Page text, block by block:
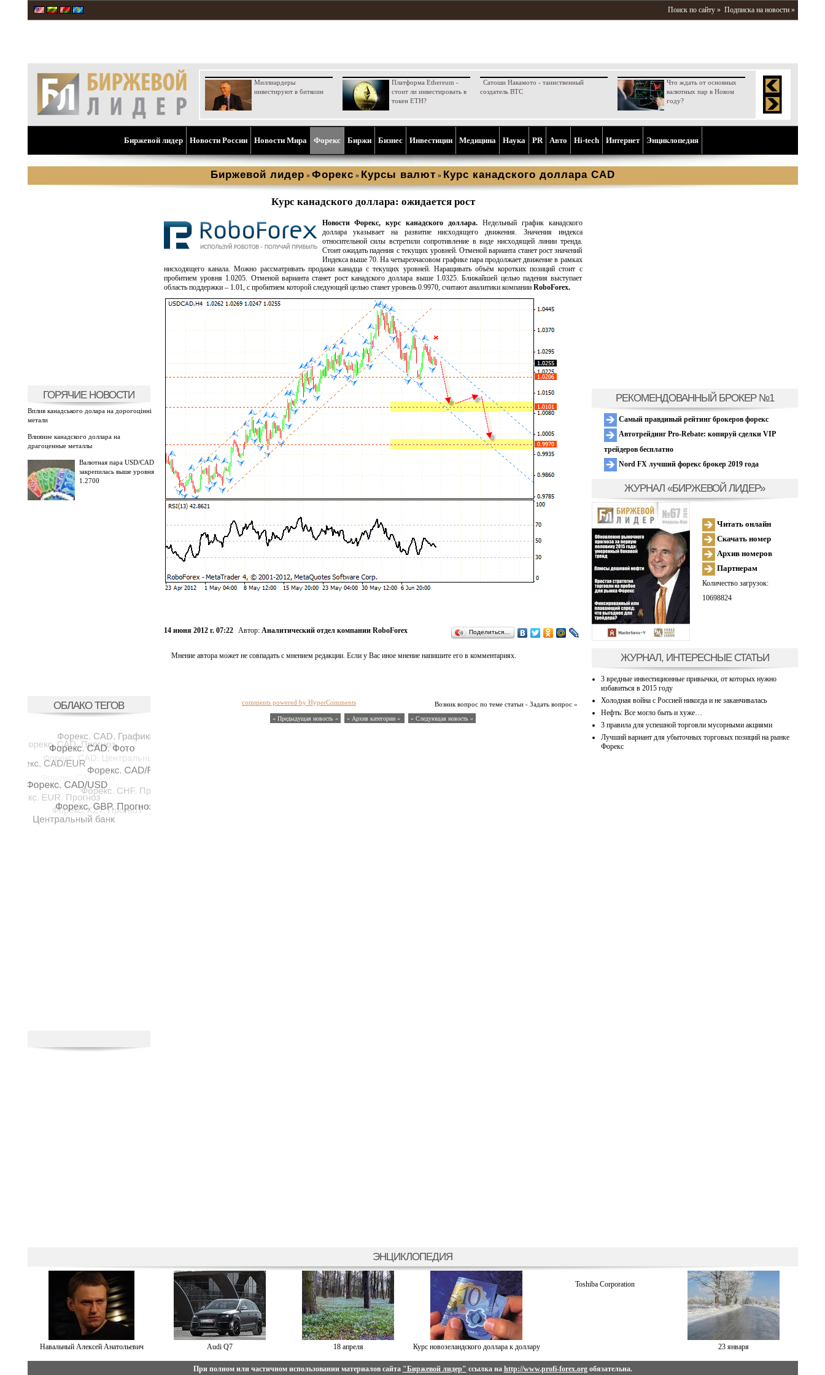
Поиск по сайту » Подписка на новости »
Миллиардеры
инвестируют в биткоин
Платформа Ethereum -
стоит ли инвестировать в
токен ETH?
Сатоши Накамото - таинственный
создатель BTC
Что ждать от основных
валютных пар в Новом
году?
Биржевой лидер Новости России Новости Мира Форекс Биржи Бизнес Инвестиции Медицина Наука PR Aвто Hi-tech Интернет Энциклопедия
Биржевой лидер » Форекс » Курсы валют » Курс канадского доллара CAD
ГОРЯЧИЕ НОВОСТИ
Вплив канадського долара на дорогоцінні
метали
Влияние канадского доллара на
драгоценные металлы
Валютная пара USD/CAD
закрепилась выше уровня
1.2700
ОБЛАКО ТЕГОВ
Курс канадского доллара: ожидается рост
Новости Форекс, курс канадского доллара. Недельный график канадского
доллара указывает на развитие нисходящего движения. Значения индекса
относительной силы встретили сопротивление в виде нисходящей линии тренда.
Стоит ожидать падения с текущих уровней. Отменой варианта станет рост значений
Индекса выше 70. На четырехчасовом графике пара продолжает движение в рамках
нисходящего канала. Можно рассматривать продажи канадца с текущих уровней. Наращивать объём коротких позиций стоит с
пробитием уровня 1.0205. Отменой варианта станет рост канадского доллара выше 1.0325. Ближайшей целью падения выступает
область поддержки – 1.01, с пробитием которой следующей целью станет уровень 0.9970, считают аналитики компании RoboForex.
14 июня 2012 г. 07:22 Автор: Аналитический отдел компании RoboForex Поделиться…
Мнение автора может не совпадать с мнением редакции. Если у Вас иное мнение напишите его в комментариях.
Возник вопрос по теме статьи - Задать вопрос »
comments powered by HyperComments
« Предыдущая новость « » Архив категории « » Следующая новость »
РЕКОМЕНДОВАННЫЙ БРОКЕР №1
Самый правдивый рейтинг брокеров форекс
Автотрейдинг Pro-Rebate: копируй сделки VIP
трейдеров бесплатно
Nord FX лучший форекс брокер 2019 года
ЖУРНАЛ «БИРЖЕВОЙ ЛИДЕР»
Читать онлайн
Скачать номер
Архив номеров
Партнерам
Количество загрузок:
10698824
ЖУРНАЛ, ИНТЕРЕСНЫЕ СТАТЬИ
3 вредные инвестиционные привычки, от которых нужно
избавиться в 2015 году
Холодная война с Россией никогда и не заканчивалась
Нефть: Все могло быть и хуже…
3 правила для успешной торговли мусорными акциями
Лучший вариант для убыточных торговых позиций на рынке
Форекс
ЭНЦИКЛОПЕДИЯ
Навальный Алексей Анатольевич Audi Q7 18 апреля Курс новозеландского доллара к доллару
Toshiba Corporation
23 января
При полном или частичном использовании материалов сайта "Биржевой лидер" ссылка на http://www.profi-forex.orgобязательна.